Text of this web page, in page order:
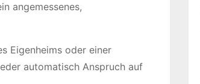
angemessenes,
Eigenheims oder einer
automatisch Anspruch auf